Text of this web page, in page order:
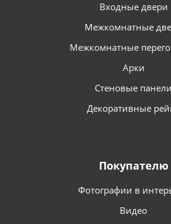
Входные двери
Межкомнатные
Межкомнатные
Арки
Стеновые панели
Декоративные
Покупателю
Фотографии в
Видео